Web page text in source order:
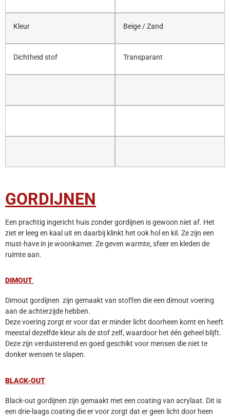
Kleur Beige / Zand
Dichtheid stof Transparant
GORDIJNEN
Een prachtig ingericht huis zonder gordijnen is gewoon niet af. Het
ziet er leeg en kaal uit en daarbij klinkt het ook hol en kil. Ze zijn een
must-have in je woonkamer. Ze geven warmte, sfeer en kleden de
ruimte aan.
DIMOUT
Dimout gordijnen zijn gemaakt van stoffen die een dimout voering
aan de achterzijde hebben.
Deze voering zorgt er voor dat er minder licht doorheen komt en heeft
meestal dezelfde kleur als de stof zelf, waardoor het één geheel blijft.
Deze zijn verduisterend en goed geschikt voor mensen die niet te
donker wensen te slapen.
BLACK-OUT
Black-out gordijnen zijn gemaakt met een coating van acrylaat. Dit is
een drie-laags coating die er voor zorgt dat er geen licht door heen